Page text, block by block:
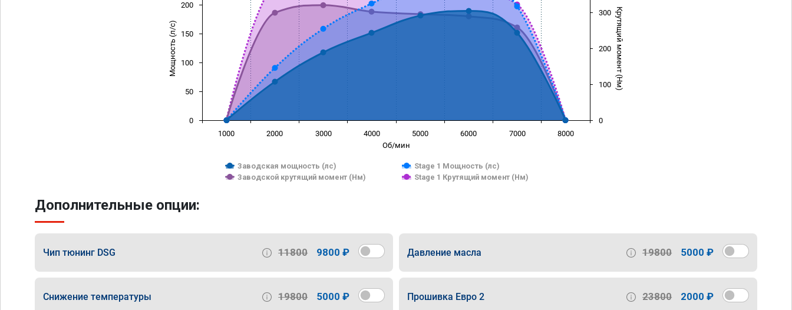
Об/мин
Мощность (л/с) Крутящий момент (Нм)
Заводская мощность (лс)
Stage 1 Мощность (лс)
Заводской крутящий момент (Нм)
Stage 1 Крутящий момент (Нм)
1000 2000 3000 4000 5000 6000 7000 8000
0
50
100
150
200
0
100
200
300
Дополнительные опции:
Чип тюнинг DSG 11800 9800 ₽ Давление масла 19800 5000 ₽
Снижение температуры 19800 5000 ₽ Прошивка Евро 2 23800 2000 ₽